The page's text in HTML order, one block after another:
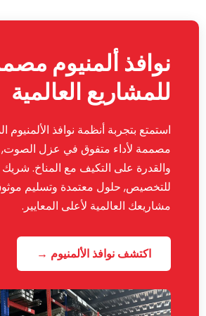
نوافذ ألمنيوم
للمشاريع العالمية
استمتع بتجربة أنظمة نوافذ الألمنيوم
مصممة لأداء متفوق في عزل الصوت,
للتخصيص, حلول معتمدة وتسليم
مشاريعك العالمية لأعلى المعايير.
اكتشف نوافذ الألمنيوم →